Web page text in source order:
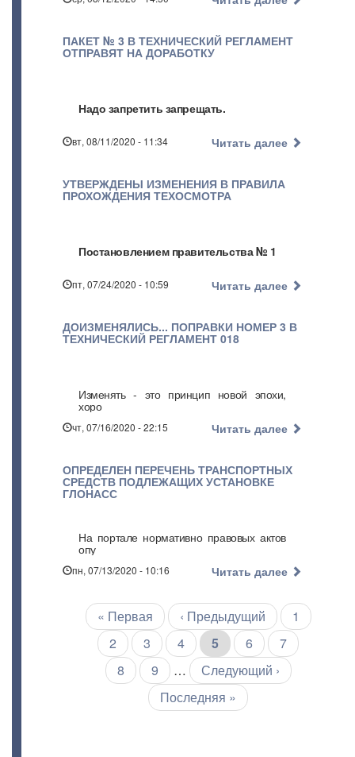
ПАКЕТ № 3 В ТЕХНИЧЕСКИЙ РЕГЛАМЕНТ
ОТПРАВЯТ НА ДОРАБОТКУ
Надо запретить запрещать.
вт, 08/11/2020 - 11:34 Читать далее
УТВЕРЖДЕНЫ ИЗМЕНЕНИЯ В ПРАВИЛА
ПРОХОЖДЕНИЯ ТЕХОСМОТРА
Постановлением правительства № 1
пт, 07/24/2020 - 10:59 Читать далее
ДОИЗМЕНЯЛИСЬ... ПОПРАВКИ НОМЕР 3 В
ТЕХНИЧЕСКИЙ РЕГЛАМЕНТ 018
Изменять - это принцип новой эпохи,
хоро
чт, 07/16/2020 - 22:15 Читать далее
ОПРЕДЕЛЕН ПЕРЕЧЕНЬ ТРАНСПОРТНЫХ
СРЕДСТВ ПОДЛЕЖАЩИХ УСТАНОВКЕ
ГЛОНАСС
На портале нормативно правовых актов
опу
пн, 07/13/2020 - 10:16 Читать далее
Нумерация
страниц
Первая
страница
« Первая ←
‹ Предыдущий Страница
1
Страница
2 Страница
3 Страница
4
Текущая
страница
5 Страница
6 Страница
7
Страница
8 Страница
9 …
Следующая
страница
Следующий ›
Последняя
страница
Последняя »